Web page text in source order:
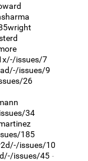
issues/7
issues/9
26
34
185
issues/10
issues/45